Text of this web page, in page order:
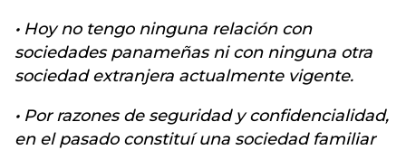
·Hoy no tengo ninguna relación con
sociedades panameñas ni con ninguna otra
sociedad extranjera actualmente vigente.
·Por razones de seguridad y confidencialidad,
en el pasado constituí una sociedad familiar